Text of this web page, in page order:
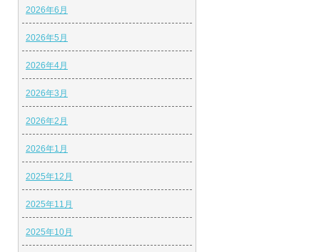
2026年6月
2026年5月
2026年4月
2026年3月
2026年2月
2026年1月
2025年12月
2025年11月
2025年10月